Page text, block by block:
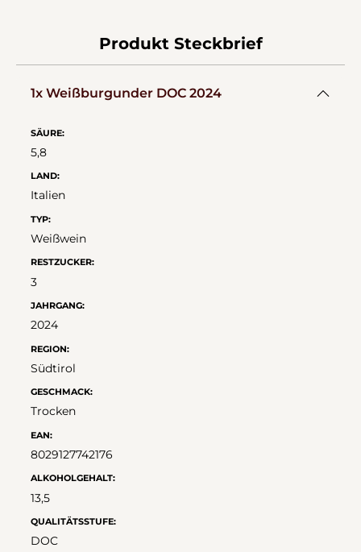
Produkt Steckbrief
1x Weißburgunder DOC 2024
SÄURE:
5,8
LAND:
Italien
TYP:
Weißwein
RESTZUCKER:
3
JAHRGANG:
2024
REGION:
Südtirol
GESCHMACK:
Trocken
EAN:
8029127742176
ALKOHOLGEHALT:
13,5
QUALITÄTSSTUFE:
DOC